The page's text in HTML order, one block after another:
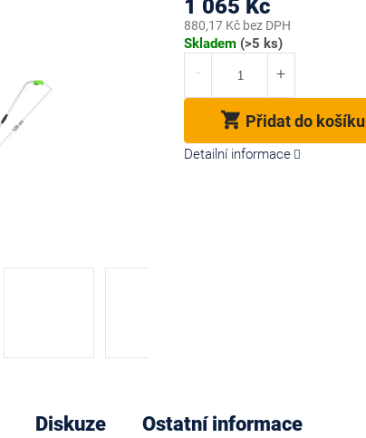
1 065 Kč
880,17 Kč bez DPH
Měrná
Skladem (>5 ks)
Přidat do košíku
Detailní informace
Diskuze Ostatní informace